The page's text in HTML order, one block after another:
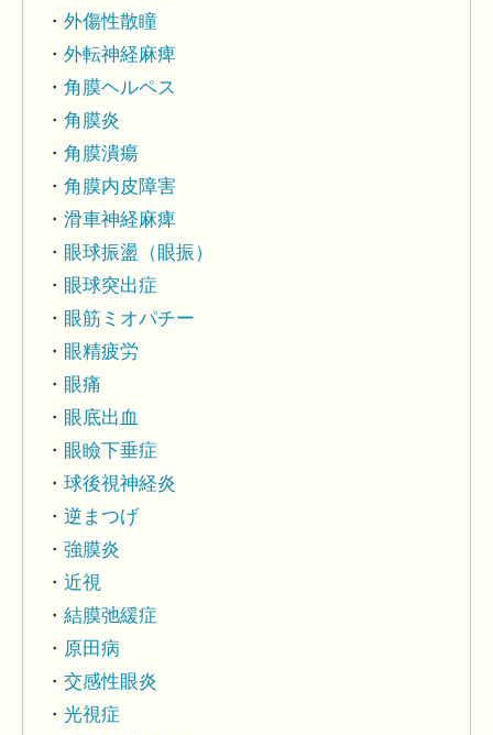
外傷性散瞳
外転神経麻痺
角膜ヘルペス
角膜炎
角膜潰瘍
角膜内皮障害
滑車神経麻痺
眼球振盪（眼振）
眼球突出症
眼筋ミオパチー
眼精疲労
眼痛
眼底出血
眼瞼下垂症
球後視神経炎
逆まつげ
強膜炎
近視
結膜弛緩症
原田病
交感性眼炎
光視症